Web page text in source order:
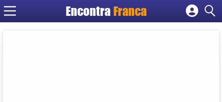
Encontra Franca
Cadastrar empresa